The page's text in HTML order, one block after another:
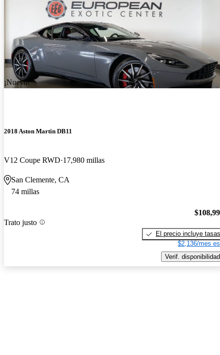
¡Nuevo!
2018 Aston Martin DB11
V12 Coupe RWD 17,980 millas
San Clemente, CA
74 millas
Trato justo
El precio incluye tasas
$2,136/mes
Verif. disponibilidad